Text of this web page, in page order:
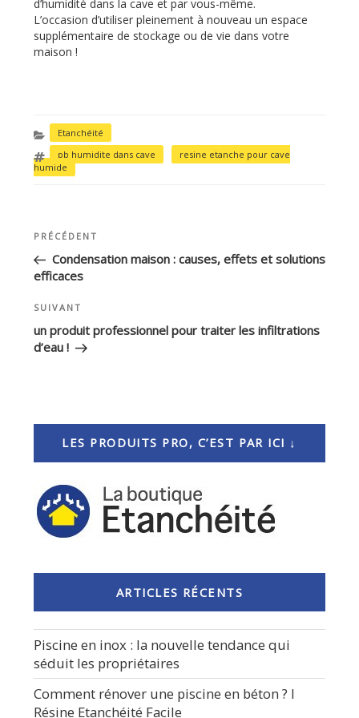
d’humidité dans la cave et par vous-même.
L’occasion d’utiliser pleinement à nouveau un espace
supplémentaire de stockage ou de vie dans votre
maison !
CATÉGORIES
Etanchéité
ÉTIQUETTES
pb humidite dans cave
resine etanche pour cave
humide
NAVIGATION
DE
L’ARTICLE
Article
précédent
PRÉCÉDENT
Condensation maison : causes, effets et solutions
efficaces
Article
suivant
SUIVANT
un produit professionnel pour traiter les infiltrations
d’eau !
LES PRODUITS PRO, C’EST PAR ICI ↓
ARTICLES RÉCENTS
Piscine en inox : la nouvelle tendance qui
séduit les propriétaires
Comment rénover une piscine en béton ? I
Résine Etanchéité Facile